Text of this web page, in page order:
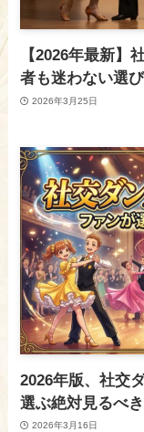
【2026年最新】
者も迷わない選
2026年3月25日
2026年版、社交
選ぶ絶対見るべ
2026年3月16日